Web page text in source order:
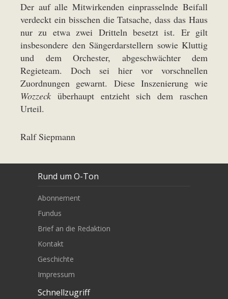
Der auf alle Mitwirkenden einprasselnde Beifall
verdeckt ein bisschen die Tatsache, dass das Haus
nur zu etwa zwei Dritteln besetzt ist. Er gilt
insbesondere den Sängerdarstellern sowie Kluttig
und dem Orchester, abgeschwächter dem
Regieteam. Doch sei hier vor vorschnellen
Zuordnungen gewarnt. Diese Inszenierung wie
Wozzeck überhaupt entzieht sich dem raschen
Urteil.
Ralf Siepmann
Rund um O-Ton
Abonnement
Fundus
Brief an die Redaktion
Kontakt
Geschichte
Impressum
Schnellzugriff